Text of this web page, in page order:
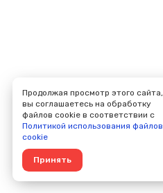
Продолжая просмотр этого сайта,
вы соглашаетесь на обработку
файлов cookie в соответствии с
Политикой использования файлов
cookie
Принять